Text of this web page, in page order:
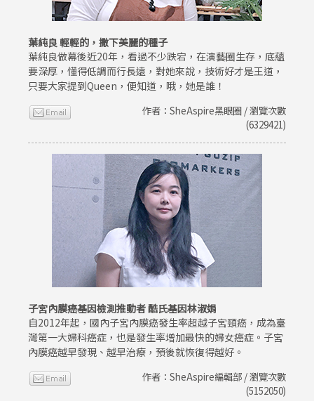
葉純良 輕輕的，撒下美麗的種子
葉純良做幕後近20年，看過不少跌宕，在演藝圈生存，底蘊
要深厚，懂得低調而行長遠，對她來說，技術好才是王道，
只要大家提到Queen，便知道，哦，她是誰！
作者：SheAspire黑眼圈 / 瀏覽次數
(6329421)
子宮內膜癌基因檢測推動者 酷氏基因林淑娟
自2012年起，國內子宮內膜癌發生率超越子宮頸癌，成為臺
灣第一大婦科癌症，也是發生率增加最快的婦女癌症。子宮
內膜癌越早發現、越早治療，預後就恢復得越好。
作者：SheAspire編輯部 / 瀏覽次數
(5152050)